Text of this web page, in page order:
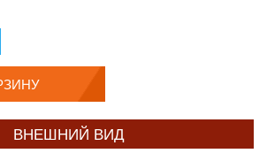
ВНЕШНИЙ ВИД